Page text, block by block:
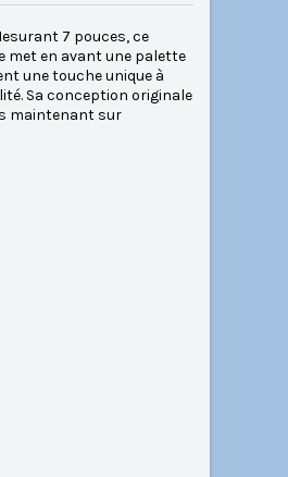
7 pouces, ce
met en avant une palette
une touche unique à
Sa conception originale
maintenant sur